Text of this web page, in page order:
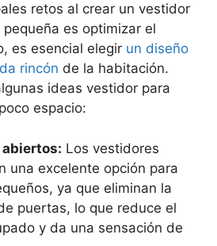
retos al crear un vestidor
es optimizar el
es esencial elegir un diseño
rincón de la habitación.
ideas vestidor para
espacio:
Los vestidores
una excelente opción para
ya que eliminan la
puertas, lo que reduce el
y da una sensación de